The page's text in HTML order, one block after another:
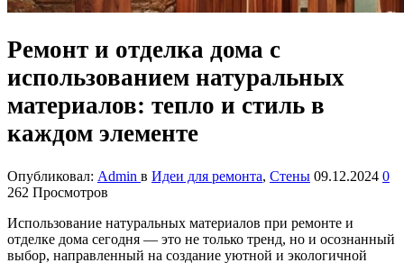
Ремонт и отделка дома с
использованием натуральных
материалов: тепло и стиль в
каждом элементе
Опубликовал: Admin в Идеи для ремонта, Стены 09.12.2024 0
262 Просмотров
Использование натуральных материалов при ремонте и
отделке дома сегодня — это не только тренд, но и осознанный
выбор, направленный на создание уютной и экологичной